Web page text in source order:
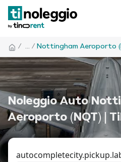
/ ... / Nottingham Aeroporto
Noleggio Auto
Aeroporto (NQT) |